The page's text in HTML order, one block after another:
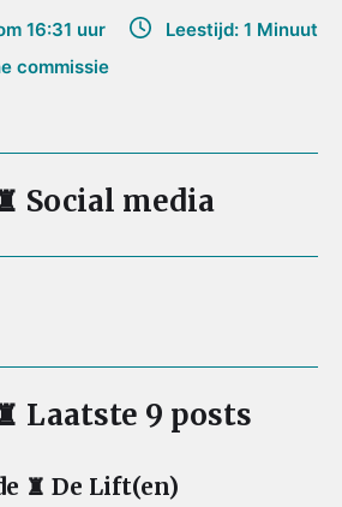
16:31 uur
Leestijd: 1 Minuut
commissie
Social media
Laatste 9 posts
♜ De Lift(en)